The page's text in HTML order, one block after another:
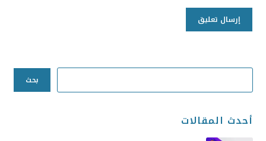
بحث
أحدث المقالات